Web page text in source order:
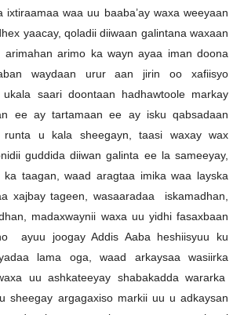
waa uu baaba’ay waxa weeyaan
yaacay, qoladii diiwaan galintana waxaan
arimahan arimo ka wayn ayaa iman doona
waydaan urur aan jirin oo xafiisyo
saari doontaan hadhawtoole markay
ee ay tartamaan ee ay isku qabsadaan
runta u kala sheegayn, taasi waxay wax
guddida diiwan galinta ee la sameeyay,
taagan, waad aragtaa imika waa layska
xajbay tageen, wasaaradaa iskamadhan,
madaxwaynii waxa uu yidhi fasaxbaan
ayuu joogay Addis Aaba heshiisyuu ku
lama oga, waad arkaysaa wasiirka
uu ashkateeyay shabakadda wararka
sheegay argagaxiso markii uu u adkaysan